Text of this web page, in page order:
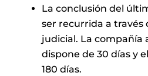
La conclusión del
ser recurrida a través
judicial. La compañía
dispone de 30 días y
180 días.